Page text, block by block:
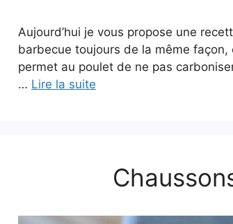
Aujourd’hui je vous propose une
barbecue toujours de la même façon,
permet au poulet de ne pas
… Lire la suite